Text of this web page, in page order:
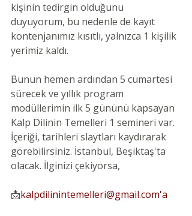
kişinin tedirgin olduğunu
duyuyorum, bu nedenle de kayıt
kontenjanımız kısıtlı, yalnızca 1 kişilik
yerimiz kaldı.
Bunun hemen ardından 5 cumartesi
sürecek ve yıllık program
modüllerimin ilk 5 gününü kapsayan
Kalp Dilinin Temelleri 1 semineri var.
İçeriği, tarihleri slaytları kaydırarak
görebilirsiniz. İstanbul, Beşiktaş'ta
olacak. İlginizi çekiyorsa,
📩kalpdilinintemelleri@gmail.com'a